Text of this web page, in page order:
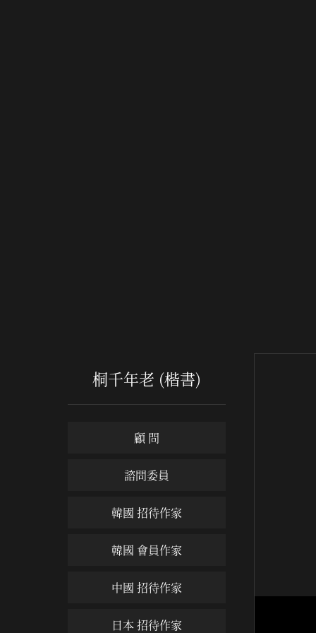
桐千年老 (楷書)
顧 問
諮問委員
韓國 招待作家
韓國 會員作家
中國 招待作家
日本 招待作家